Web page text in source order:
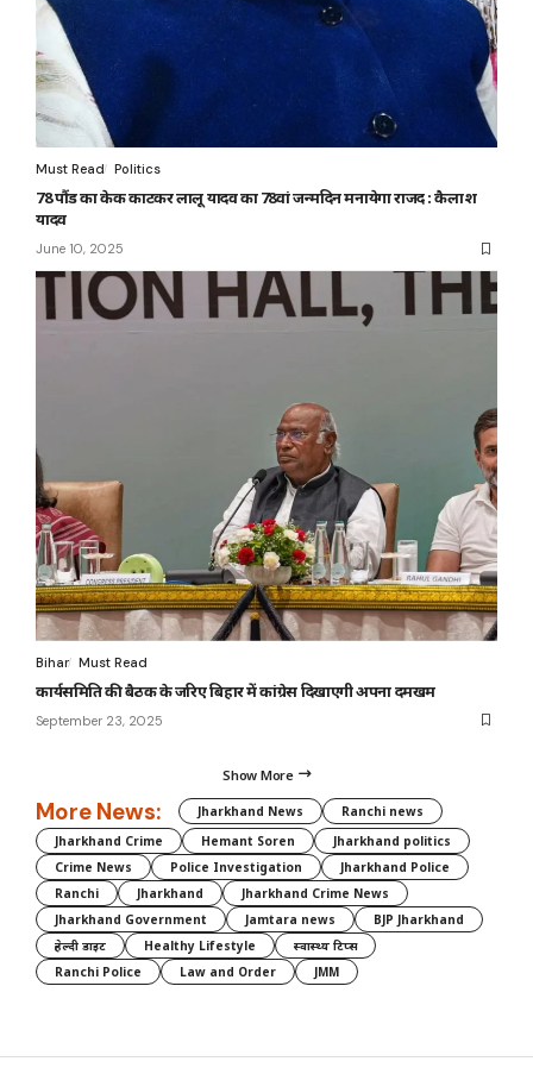
Must Read Politics
78 पौंड का केक काटकर लालू यादव का 78वां जन्मदिन मनायेगा राजद : कैलाश
यादव
June 10, 2025
Bihar Must Read
कार्यसमिति की बैठक के जरिए बिहार में कांग्रेस दिखाएगी अपना दमखम
September 23, 2025
Show More
More News: Jharkhand News
Ranchi news
Jharkhand Crime
Hemant Soren
Jharkhand politics
Crime News
Police Investigation
Jharkhand Police
Ranchi
Jharkhand
Jharkhand Crime News
Jharkhand Government
Jamtara news
BJP Jharkhand
हेल्दी डाइट
Healthy Lifestyle
स्वास्थ्य टिप्स
Ranchi Police
Law and Order JMM